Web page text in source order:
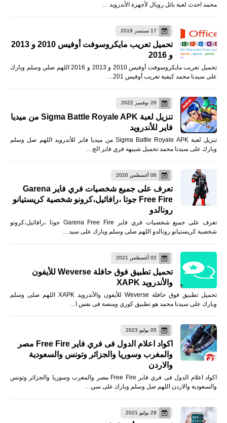
محمد احدث لعبة باتل رويال لأجهزة الأندرويد …
17 سبتمبر 2019
تحميل تعريب مايكروسوفت أوفيس 2010 و 2013
و 2016
تحميل تعريب مايكروسوفت أوفيس 2010 و 2013 و 2016 اللهم صلي وسلم وبارك
على سيدنا محمد كيفية تعريب أوفيس 201…
26 نوفمبر 2022
تنزيل لعبة Sigma Battle Royale APK من ميديا
فاير للأندرويد
تنزيل لعبة Sigma Battle Royale APK من ميديا فاير للأندرويد اللهم صل وسلم
وبارك على سيدنا محمد تحميل شبيهه فري فاير الج…
06 أغسطس 2020
تعرف على جميع شخصيات فري فاير Garena
Free Fire جوتا ،رافائيل،كرونو شخصية كريستيانو
رونالدو
تعرف على جميع شخصيات فري فاير Garena Free Fire جوتا ،رافائيل،كرونو
شخصية كريستيانو رونالدو اللهم صلى وسلم وبارك على سيد…
02 أغسطس 2021
تحميل تطبيق فوق حافلة Weverse للأيفون
والأندرويد XAPK
تحميل تطبيق فوق حافلة Weverse للأيفون والأندرويد XAPK اللهم صلى وسلم
وبارك على سيدنا محمد هو تطبيق كوري ومنصة فى نفس ا…
05 يوليو 2023
اكواد اعلام الدول فى فري فاير Free Fire مصر
والمغرب وسوريا والجزائر وتونس والسعودية
والاردن
اكواد اعلام الدول فى فري فاير Free Fire مصر والمغرب وسوريا والجزائر وتونس
والسعودية والاردن اللهم صل وسلم وبارك على سي…
29 يوليو 2021